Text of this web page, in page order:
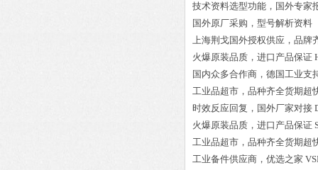
技术资料选型功能，国外专家
国外原厂采购，型号解析资料
上海荆戈国外授权供应，品牌
火爆原装品质，进口产品保证
国内众多合作商，德国工业支
工业品超市，品种齐全货期超
时效反应回复，国外厂家对接
火爆原装品质，进口产品保证
工业品超市，品种齐全货期超
工业备件供应商，优选之家